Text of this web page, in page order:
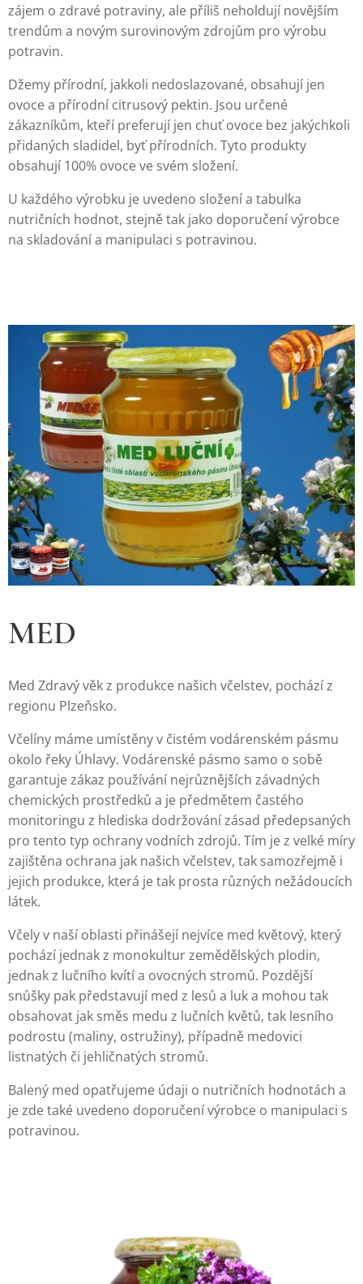
zájem o zdravé potraviny, ale příliš neholdují novějším
trendům a novým surovinovým zdrojům pro výrobu
potravin.
Džemy přírodní, jakkoli nedoslazované, obsahují jen
ovoce a přírodní citrusový pektin. Jsou určené
zákazníkům, kteří preferují jen chuť ovoce bez jakýchkoli
přidaných sladidel, byť přírodních. Tyto produkty
obsahují 100% ovoce ve svém složení.
U každého výrobku je uvedeno složení a tabulka
nutričních hodnot, stejně tak jako doporučení výrobce
na skladování a manipulaci s potravinou.
MED
Med Zdravý věk z produkce našich včelstev, pochází z
regionu Plzeňsko.
Včelíny máme umístěny v čistém vodárenském pásmu
okolo řeky Úhlavy. Vodárenské pásmo samo o sobě
garantuje zákaz používání nejrůznějších závadných
chemických prostředků a je předmětem častého
monitoringu z hlediska dodržování zásad předepsaných
pro tento typ ochrany vodních zdrojů. Tím je z velké míry
zajištěna ochrana jak našich včelstev, tak samozřejmě i
jejich produkce, která je tak prosta různých nežádoucích
látek.
Včely v naší oblasti přinášejí nejvíce med květový, který
pochází jednak z monokultur zemědělských plodin,
jednak z lučního kvítí a ovocných stromů. Pozdější
snůšky pak představují med z lesů a luk a mohou tak
obsahovat jak směs medu z lučních květů, tak lesního
podrostu (maliny, ostružiny), případně medovici
listnatých či jehličnatých stromů.
Balený med opatřujeme údaji o nutričních hodnotách a
je zde také uvedeno doporučení výrobce o manipulaci s
potravinou.